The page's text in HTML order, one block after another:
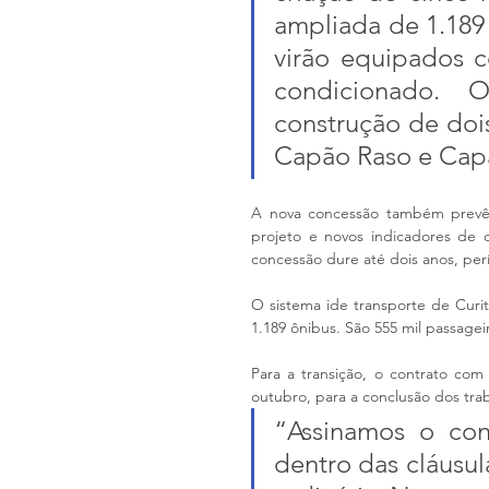
ampliada de
virão equipados
condicionado.
construção de
Capão Raso e
A nova concessão também
projeto e novos indicadores de
concessão dure até dois anos,
O sistema ide transporte de
1.189 ônibus. São 555 mil
Para a transição, o contrato
outubro, para a conclusão dos
“Assinamos o
dentro das